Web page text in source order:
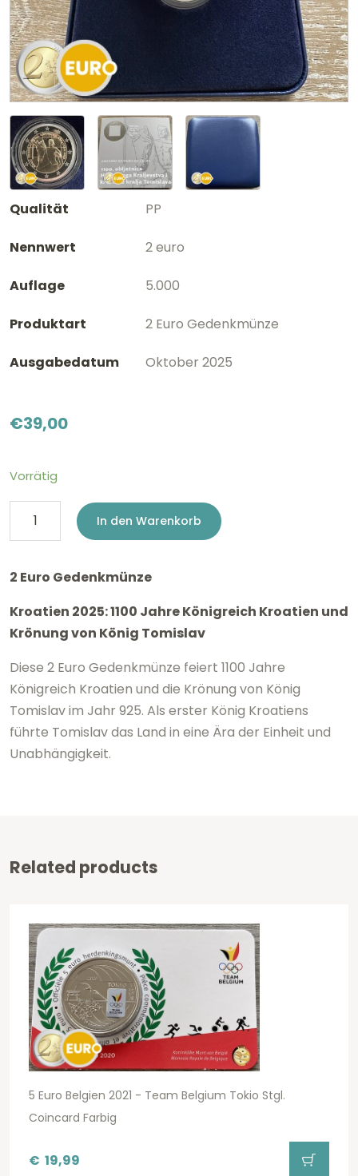
Qualität PP
Nennwert 2 euro
Auflage 5.000
Produktart 2 Euro Gedenkmünze
Ausgabedatum Oktober 2025
€39,00
Vorrätig
Euro
-
1100
Jahre
Kroatien
PP
Menge
In den Warenkorb
2 Euro Gedenkmünze
Kroatien 2025: 1100 Jahre Königreich Kroatien und
Krönung von König Tomislav
Diese 2 Euro Gedenkmünze feiert 1100 Jahre
Königreich Kroatien und die Krönung von König
Tomislav im Jahr 925. Als erster König Kroatiens
führte Tomislav das Land in eine Ära der Einheit und
Unabhängigkeit.
Related products
5 Euro Belgien 2021 - Team Belgium Tokio Stgl.
Coincard Farbig
€ 19,99